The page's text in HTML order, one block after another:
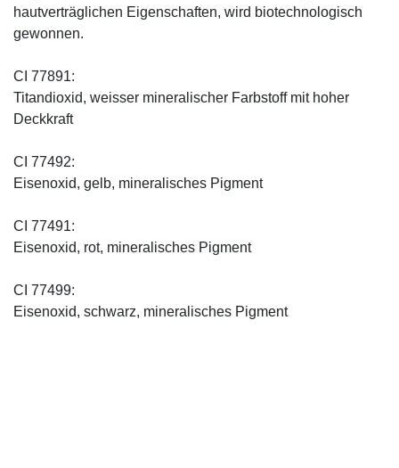
hautverträglichen Eigenschaften, wird biotechnologisch
gewonnen.
CI 77891:
Titandioxid, weisser mineralischer Farbstoff mit hoher
Deckkraft
CI 77492:
Eisenoxid, gelb, mineralisches Pigment
CI 77491:
Eisenoxid, rot, mineralisches Pigment
CI 77499:
Eisenoxid, schwarz, mineralisches Pigment